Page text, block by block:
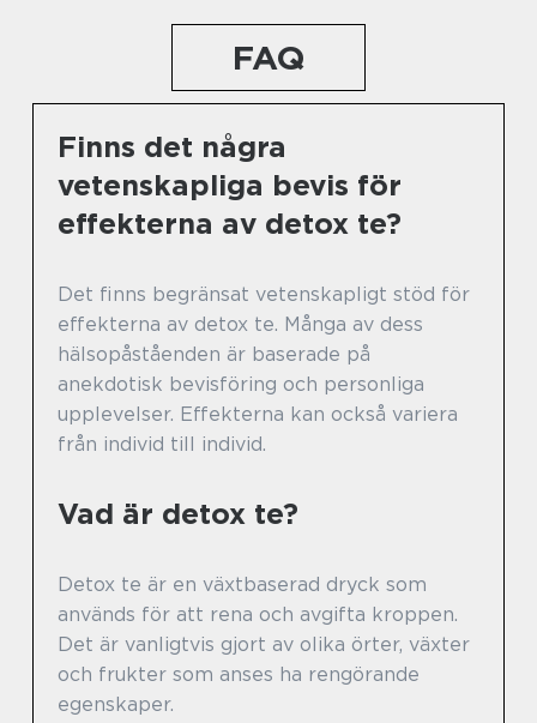
FAQ
Finns det några
vetenskapliga bevis för
effekterna av detox te?
Det finns begränsat vetenskapligt stöd för
effekterna av detox te. Många av dess
hälsopåståenden är baserade på
anekdotisk bevisföring och personliga
upplevelser. Effekterna kan också variera
från individ till individ.
Vad är detox te?
Detox te är en växtbaserad dryck som
används för att rena och avgifta kroppen.
Det är vanligtvis gjort av olika örter, växter
och frukter som anses ha rengörande
egenskaper.